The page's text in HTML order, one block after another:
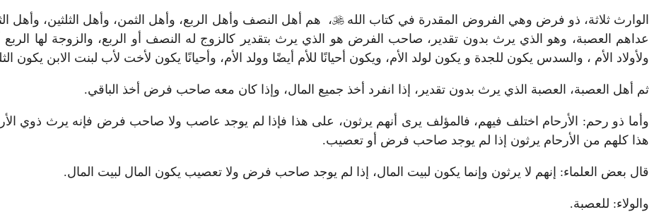
الوارث ثلاثة، ذو فرض وهي الفروض المقدرة في كتاب الله، هم أهل النصف وأهل الربع، وأهل الثمن، وأهل الثلثين،
عداهم العصبة، وهو الذي يرث بدون تقدير، صاحب الفرض هو الذي يرث بتقدير كالزوج له النصف أو الربع، والزوجة لها الربع أو
ولأولاد الأم ، والسدس يكون للجدة و يكون لولد الأم، ويكون أحيانًا للأم أيضًا وولد الأم، وأحيانًا يكون لأخت لأب لبنت الابن يكون
ثم أهل العصبة، العصبة الذي يرث بدون تقدير، إذا انفرد أخذ جميع المال، وإذا كان معه صاحب فرض أخذ الباقي.
وأما ذو رحم: الأرحام اختلف فيهم، فالمؤلف يرى أنهم يرثون، على هذا فإذا لم يوجد عاصب ولا صاحب فرض فإنه يرث ذوي
هذا كلهم من الأرحام يرثون إذا لم يوجد صاحب فرض أو تعصيب.
قال بعض العلماء: إنهم لا يرثون وإنما يكون لبيت المال، إذا لم يوجد صاحب فرض ولا تعصيب يكون المال لبيت المال.
والولاء: للعصبة.